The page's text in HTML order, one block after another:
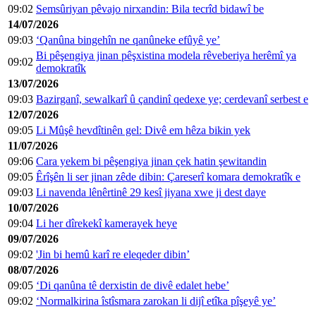
09:02 Semsûriyan pêvajo nirxandin: Bila tecrîd bidawî be
14/07/2026
09:03 ‘Qanûna bingehîn ne qanûneke efûyê ye’
09:02
Bi pêşengiya jinan pêşxistina modela rêveberiya herêmî ya
demokratîk
13/07/2026
09:03 Bazirganî, sewalkarî û çandinî qedexe ye; cerdevanî serbest e
12/07/2026
09:05 Li Mûşê hevdîtinên gel: Divê em hêza bikin yek
11/07/2026
09:06 Cara yekem bi pêşengiya jinan çek hatin şewitandin
09:05 Êrîşên li ser jinan zêde dibin: Çareserî komara demokratîk e
09:03 Li navenda lênêrtinê 29 kesî jiyana xwe ji dest daye
10/07/2026
09:04 Li her dîrekekî kamerayek heye
09/07/2026
09:02 'Jin bi hemû karî re eleqeder dibin’
08/07/2026
09:05 ‘Di qanûna tê derxistin de divê edalet hebe’
09:02 ‘Normalkirina îstîsmara zarokan li dijî etîka pîşeyê ye’